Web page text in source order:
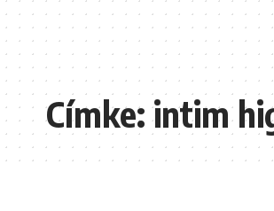
Címke:intim